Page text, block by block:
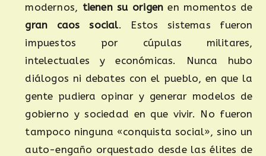
modernos, tienen su origen en momentos de
gran caos social. Estos sistemas fueron
impuestos por cúpulas militares,
intelectuales y económicas. Nunca hubo
diálogos ni debates con el pueblo, en que la
gente pudiera opinar y generar modelos de
gobierno y sociedad en que vivir. No fueron
tampoco ninguna «conquista social», sino un
auto-engaño orquestado desde las élites de